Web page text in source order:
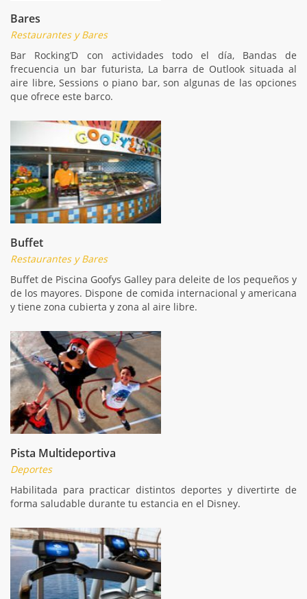
Bares
Restaurantes y Bares
Bar Rocking’D con actividades todo el día, Bandas de
frecuencia un bar futurista, La barra de Outlook situada al
aire libre, Sessions o piano bar, son algunas de las opciones
que ofrece este barco.
Buffet
Restaurantes y Bares
Buffet de Piscina Goofys Galley para deleite de los pequeños y
de los mayores. Dispone de comida internacional y americana
y tiene zona cubierta y zona al aire libre.
Pista Multideportiva
Deportes
Habilitada para practicar distintos deportes y divertirte de
forma saludable durante tu estancia en el Disney.